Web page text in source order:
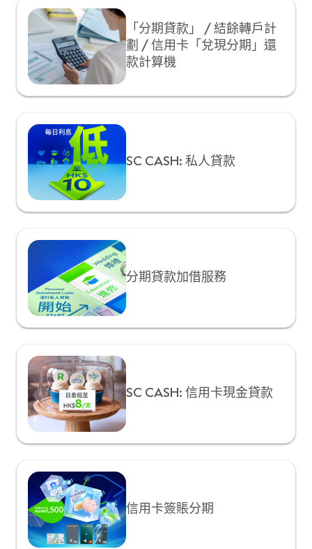
「分期貸款」 / 結餘轉戶計
劃 / 信用卡「兌現分期」還
款計算機
SC CASH: 私人貸款
分期貸款加借服務
SC CASH: 信用卡現金貸款
信用卡簽賬分期